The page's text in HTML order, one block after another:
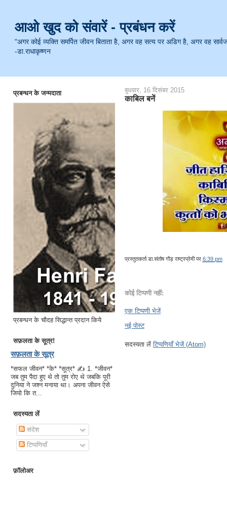
आओ खुद को संवारें - प्रबंधन करें
"अगर कोई व्यक्ति समर्पित जीवन बिताता है, अगर वह सत्य पर अडिग है, अगर वह
-डा.राधाकृष्णन
प्रबन्धन के जन्मदाता
प्रबन्धन के चौदह सिद्धान्त प्रदान किये
सफ़लता के सूत्र!
सफ़लता के सूत्र
*सफल जीवन* *के* *सूत्र* ✍ 1. *जीवन*
जब तुम पैदा हुए थे तो तुम रोए थे जबकि पूरी
दुनिया ने जश्न मनाया था। अपना जीवन ऐसे
जियो कि त...
सदस्यता लें
संदेश
टिप्पणियाँ
फ़ॉलोअर
बुधवार, 16 दिसंबर 2015
काबिल बनें
प्रस्तुतकर्ताडा.संतोष गौड़ राष्ट्रप्रेमी पर 6:39 pm
कोई टिप्पणी नहीं:
एक टिप्पणी भेजें
नई पोस्ट
सदस्यता लेंटिप्पणियाँ भेजें (Atom)